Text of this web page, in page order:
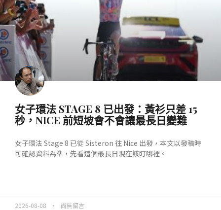
女子環法 STAGE 8 已出發：黃衫只差 15
秒，NICE 前短坡會不會讓最長日變難
女子環法 Stage 8 已從 Sisteron 往 Nice 出發，本文以發稿時
可確認資料為準，先看這個最長日現在該盯哪裡。
2026-08-08 尚無留言